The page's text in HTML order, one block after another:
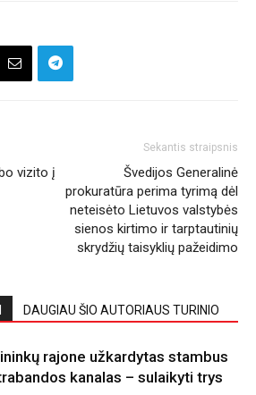
vizito į
Sekantis straipsnis
Švedijos Generalinė
prokuratūra perima tyrimą dėl
neteisėto Lietuvos valstybės
sienos kirtimo ir tarptautinių
skrydžių taisyklių pažeidimo
DAUGIAU ŠIO AUTORIAUS TURINIO
rajone užkardytas stambus
kanalas – sulaikyti trys